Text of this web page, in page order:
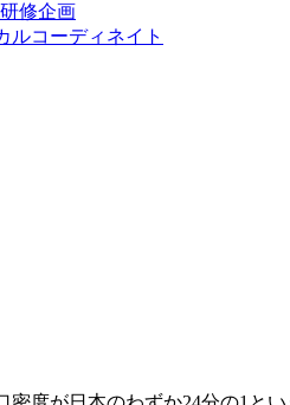
修企画
ルコーディネイト